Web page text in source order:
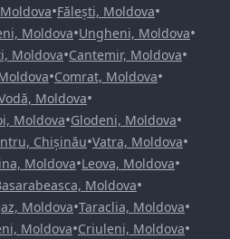
•Fălești, Moldova•
Moldova•Ungheni, Moldova•
Moldova•Cantemir, Moldova•
•Comrat, Moldova•
Moldova•
Moldova•Glodeni, Moldova•
Chișinău•Vatra, Moldova•
Moldova•Leova, Moldova•
Moldova•
Moldova•Taraclia, Moldova•
Moldova•Criuleni, Moldova•